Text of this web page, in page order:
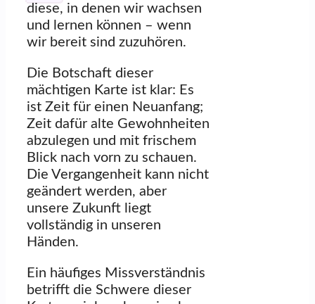
diese, in denen wir wachsen
und lernen können – wenn
wir bereit sind zuzuhören.
Die Botschaft dieser
mächtigen Karte ist klar: Es
ist Zeit für einen Neuanfang;
Zeit dafür alte Gewohnheiten
abzulegen und mit frischem
Blick nach vorn zu schauen.
Die Vergangenheit kann nicht
geändert werden, aber
unsere Zukunft liegt
vollständig in unseren
Händen.
Ein häufiges Missverständnis
betrifft die Schwere dieser